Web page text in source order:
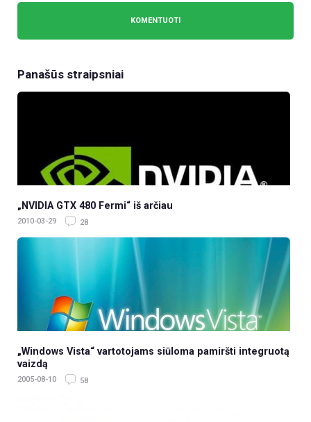
Panašūs straipsniai
„NVIDIA GTX 480 Fermi“ iš arčiau
2010-03-29 28
„Windows Vista“ vartotojams siūloma pamiršti integruotą
vaizdą
2005-08-10 58